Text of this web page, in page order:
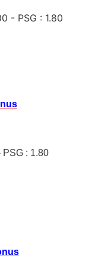
- PSG : 1.80
PSG : 1.80